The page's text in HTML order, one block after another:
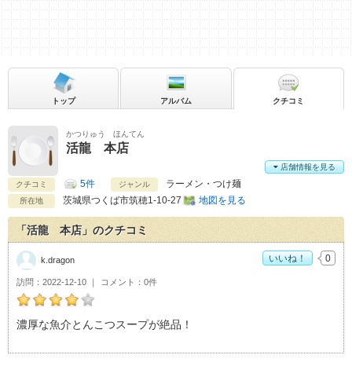
かつりゅう ほんてん
活龍 本店
クチコミ 5件 ジャンル ラーメン・つけ麺
所在地 茨城県つくば市筑穂1-10-27 地図を見る
店舗情報を見る
トップ アルバム クチコミ
「活龍 本店」のクチコミ
k.dragonの活龍 本店おすすめ度：
濃厚な魚介とんこつスープが絶品！
訪問 2022-12-10 コメント 0件
k.dragon いいね！ 0